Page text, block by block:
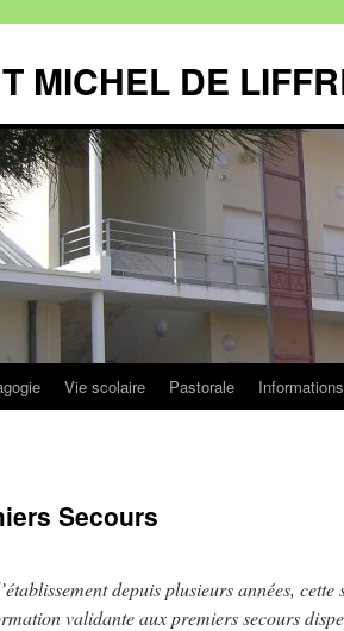
MICHEL DE
Vie scolaire Pastorale
Secours
depuis plusieurs années, cette
validante aux premiers secours